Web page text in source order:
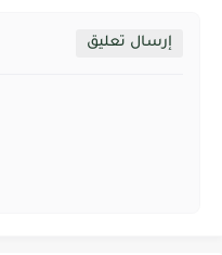
إرسال تعليق